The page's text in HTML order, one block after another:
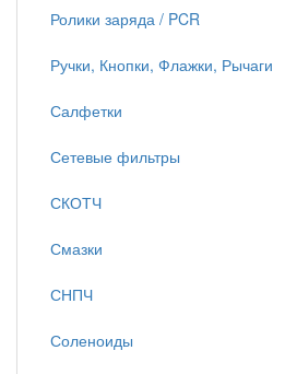
Ролики заряда / PCR
Ручки, Кнопки, Флажки, Рычаги
Салфетки
Сетевые фильтры
СКОТЧ
Смазки
СНПЧ
Соленоиды